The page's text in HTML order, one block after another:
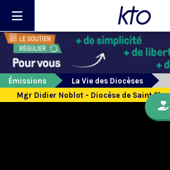
Émissions
La Vie des Diocèses
Mgr Didier Noblot - Diocèse de Saint